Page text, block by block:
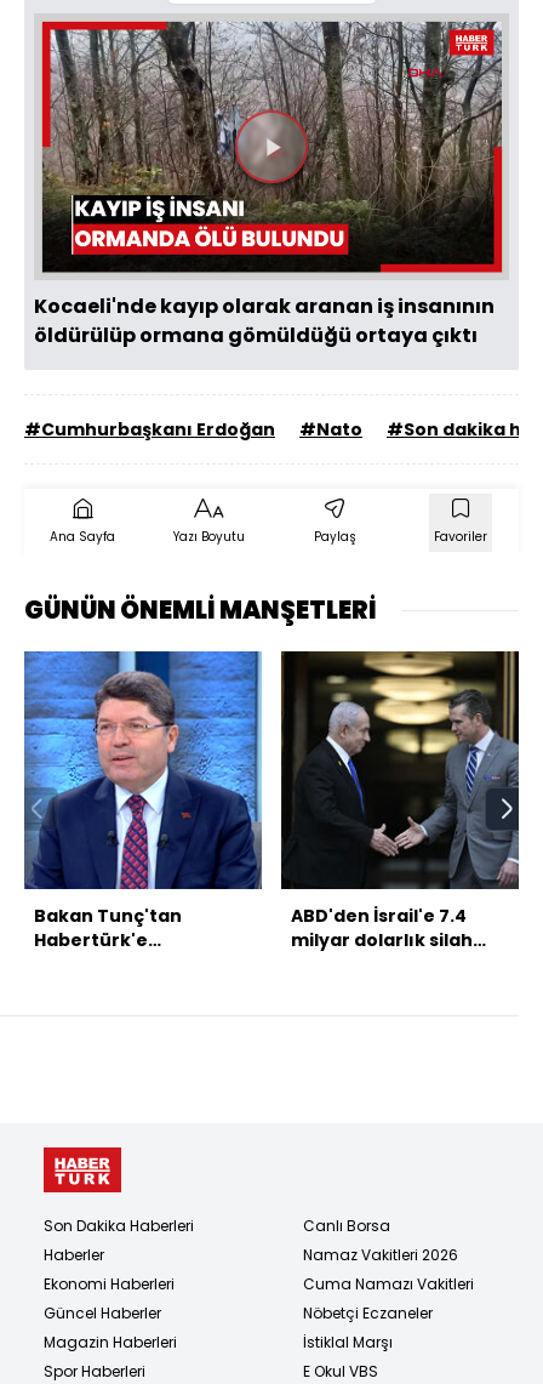
Videoyu
Oynat
Kocaeli'nde kayıp olarak aranan iş insanının
öldürülüp ormana gömüldüğü ortaya çıktı
#Cumhurbaşkanı Erdoğan #Nato #Son dakika
Ana Sayfa Yazı Boyutu Paylaş Favoriler
GÜNÜN ÖNEMLİ MANŞETLERİ
Bakan Tunç'tan
Habertürk'e
ABD'den İsrail'e 7.4
milyar dolarlık silah
Son Dakika Haberleri
Haberler
Ekonomi Haberleri
Güncel Haberler
Magazin Haberleri
Spor Haberleri
Canlı Borsa
Namaz Vakitleri 2026
Cuma Namazı Vakitleri
Nöbetçi Eczaneler
İstiklal Marşı
E Okul VBS